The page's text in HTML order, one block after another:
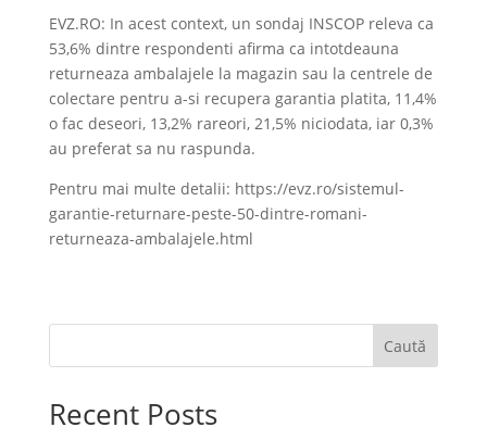
EVZ.RO: In acest context, un sondaj INSCOP releva ca
53,6% dintre respondenti afirma ca intotdeauna
returneaza ambalajele la magazin sau la centrele de
colectare pentru a-si recupera garantia platita, 11,4%
o fac deseori, 13,2% rareori, 21,5% niciodata, iar 0,3%
au preferat sa nu raspunda.
Pentru mai multe detalii: https://evz.ro/sistemul-
garantie-returnare-peste-50-dintre-romani-
returneaza-ambalajele.html
Caută
Recent Posts